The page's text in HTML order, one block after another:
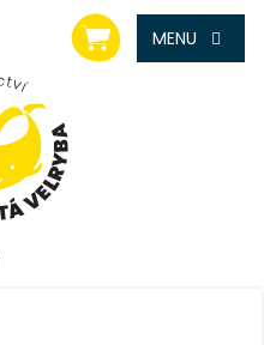
NÁKUPNÍ
KOŠÍK